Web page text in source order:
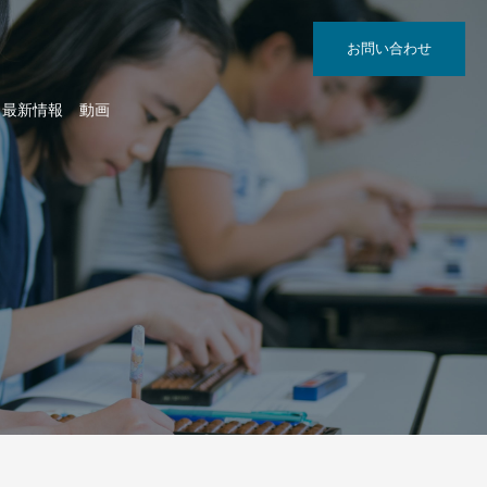
最新情報 動画
お問い合わせ